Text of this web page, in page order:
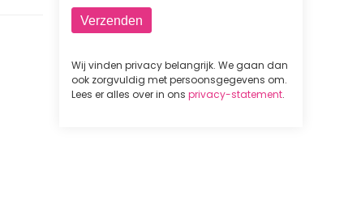
Wij vinden privacy belangrijk. We gaan dan
ook zorgvuldig met persoonsgegevens om.
Lees er alles over in ons privacy-statement.